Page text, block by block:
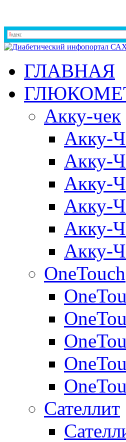
ГЛАВНАЯ
Акку-чек
Акку-
Акку-
Акку-
Акку-
Акку-
Акку-
OneTouch
Сателлит